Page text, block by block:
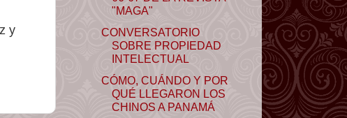
y
"MAGA"
CONVERSATORIO
SOBRE PROPIEDAD
INTELECTUAL
CÓMO, CUÁNDO Y POR
QUÉ LLEGARON LOS
CHINOS A PANAMÁ